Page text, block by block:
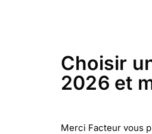
Choisir
2026 et
Merci Facteur vous